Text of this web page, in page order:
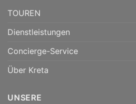
TOUREN
Dienstleistungen
Concierge-Service
Über Kreta
UNSERE